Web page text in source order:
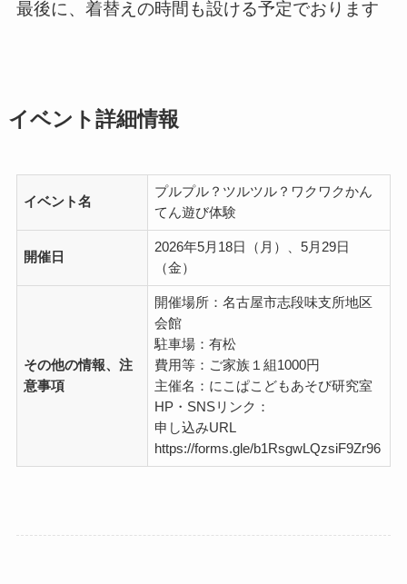
最後に、着替えの時間も設ける予定でおります
イベント詳細情報
イベント名
プルプル？ツルツル？ワクワクかん
てん遊び体験
開催日
2026年5月18日（月）、5月29日
（金）
その他の情報、注
意事項
開催場所：名古屋市志段味支所地区
会館
駐車場：有松
費用等：ご家族１組1000円
主催名：にこぱこどもあそび研究室
HP・SNSリンク：
申し込みURL
https://forms.gle/b1RsgwLQzsiF9Zr96